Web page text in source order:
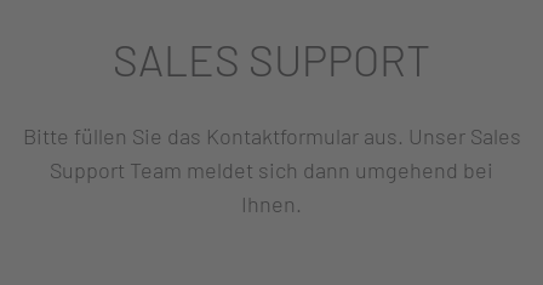
SALES SUPPORT
Bitte füllen Sie das Kontaktformular aus. Unser Sales
Support Team meldet sich dann umgehend bei
Ihnen.